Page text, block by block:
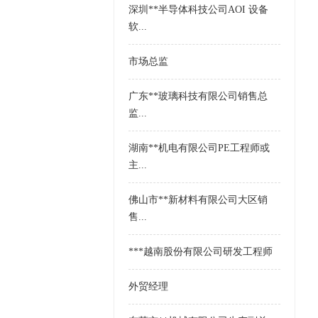
深圳**半导体科技公司AOI 设备
软...
市场总监
广东**玻璃科技有限公司销售总
监...
湖南**机电有限公司PE工程师或
主...
佛山市**新材料有限公司大区销
售...
***越南股份有限公司研发工程师
外贸经理